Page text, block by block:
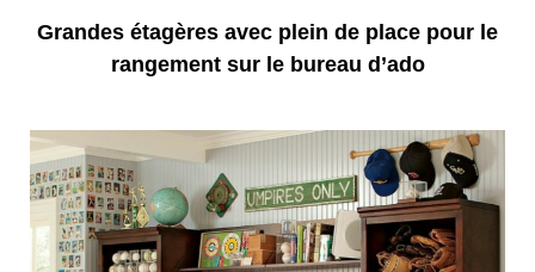
Grandes étagères avec plein de place pour le
rangement sur le bureau d’ado